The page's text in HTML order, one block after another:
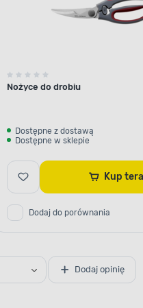
Nożyce do drobiu
Dostępne z dostawą
Dostępne w sklepie
Kup
Dodaj do porównania
Dodaj opinię